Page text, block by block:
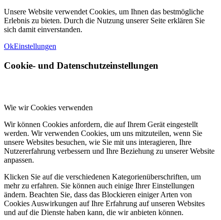
Unsere Website verwendet Cookies, um Ihnen das bestmögliche
Erlebnis zu bieten. Durch die Nutzung unserer Seite erklären Sie
sich damit einverstanden.
OkEinstellungen
Cookie- und Datenschutzeinstellungen
Wie wir Cookies verwenden
Wir können Cookies anfordern, die auf Ihrem Gerät eingestellt
werden. Wir verwenden Cookies, um uns mitzuteilen, wenn Sie
unsere Websites besuchen, wie Sie mit uns interagieren, Ihre
Nutzererfahrung verbessern und Ihre Beziehung zu unserer Website
anpassen.
Klicken Sie auf die verschiedenen Kategorienüberschriften, um
mehr zu erfahren. Sie können auch einige Ihrer Einstellungen
ändern. Beachten Sie, dass das Blockieren einiger Arten von
Cookies Auswirkungen auf Ihre Erfahrung auf unseren Websites
und auf die Dienste haben kann, die wir anbieten können.